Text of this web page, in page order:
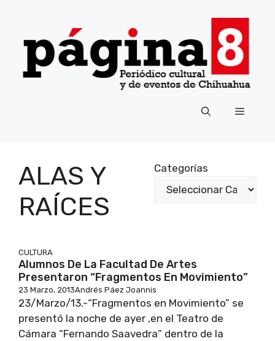
contenido
Menú
ALAS Y
RAÍCES
Categorías
CULTURA
Alumnos De La Facultad De Artes
Presentaron “Fragmentos En Movimiento”
23 Marzo, 2013Andrés Páez Joannis
23/Marzo/13.-“Fragmentos en Movimiento” se
presentó la noche de ayer ,en el Teatro de
Cámara “Fernando Saavedra” dentro de la